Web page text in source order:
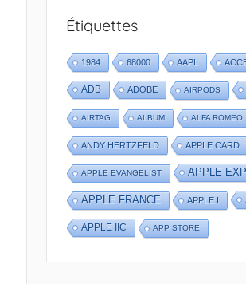
Étiquettes
1984 68000 AAPL
ADB ADOBE AIRPODS
AIRTAG ALBUM ALFA ROMEO
ANDY HERTZFELD APPLE CARD
APPLE EVANGELIST APPLE
APPLE FRANCE APPLE I
APPLE IIC APP STORE